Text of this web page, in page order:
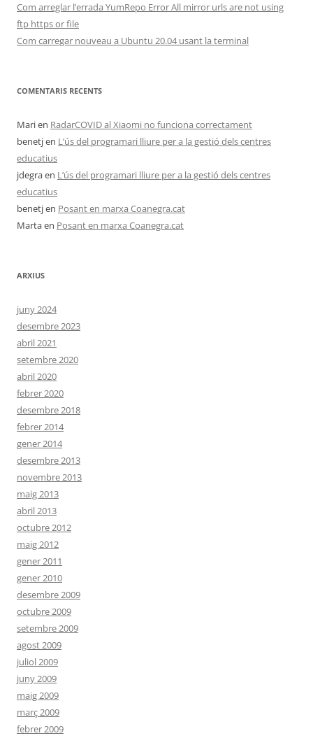
Com arreglar l’errada YumRepo Error All mirror urls are not using
ftp https or file
Com carregar nouveau a Ubuntu 20.04 usant la terminal
COMENTARIS RECENTS
Marien RadarCOVID al Xiaomi no funciona correctament
benetjen L’ús del programari lliure per a la gestió dels centres
educatius
jdegraen L’ús del programari lliure per a la gestió dels centres
educatius
benetjen Posant en marxa Coanegra.cat
Martaen Posant en marxa Coanegra.cat
ARXIUS
juny 2024
desembre 2023
abril 2021
setembre 2020
abril 2020
febrer 2020
desembre 2018
febrer 2014
gener 2014
desembre 2013
novembre 2013
maig 2013
abril 2013
octubre 2012
maig 2012
gener 2011
gener 2010
desembre 2009
octubre 2009
setembre 2009
agost 2009
juliol 2009
juny 2009
maig 2009
març 2009
febrer 2009